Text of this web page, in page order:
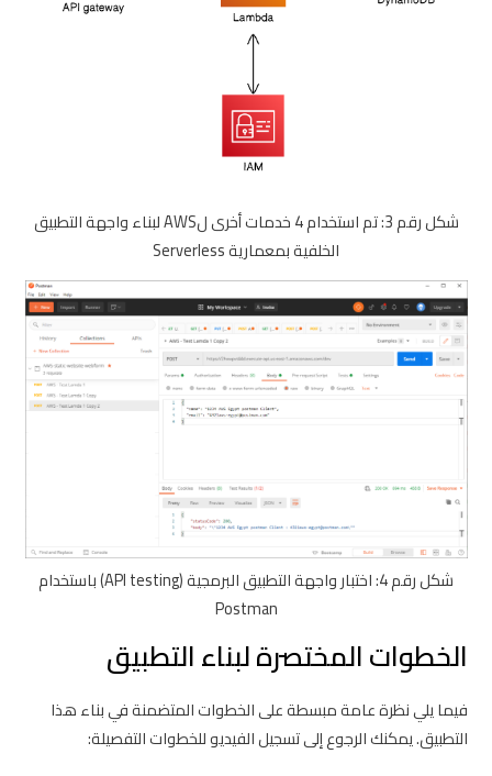
شكل رقم 3: تم استخدام 4 خدمات أخرى لAWS لبناء واجهة التطبيق
الخلفية بمعمارية Serverless
شكل رقم 4: اختبار واجهة التطبيق البرمجية (API testing) باستخدام
Postman
الخطوات المختصرة لبناء التطبيق
فيما يلي نظرة عامة مبسطة على الخطوات المتضمنة في بناء هذا
التطبيق. يمكنك الرجوع إلى تسجيل الفيديو للخطوات التفصيلة: